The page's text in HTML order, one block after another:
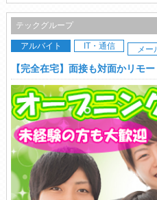
テックグループ
アルバイト
IT・通信 メー
【完全在宅】面接も対面かリモ